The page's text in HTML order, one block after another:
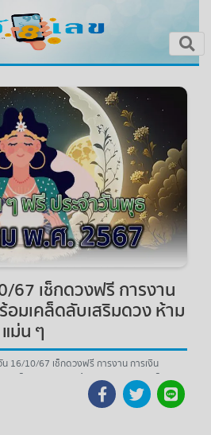
ทย
×
67 เช็กดวงฟรี การงาน
อมเคล็ดลับเสริมดวง ห้าม
ม่น ๆ
16/10/67 เช็กดวงฟรี การงาน การเงิน
อมเคล็ดลับเสริมดวง ห้ามพลาด! แจกเลขเด็ด